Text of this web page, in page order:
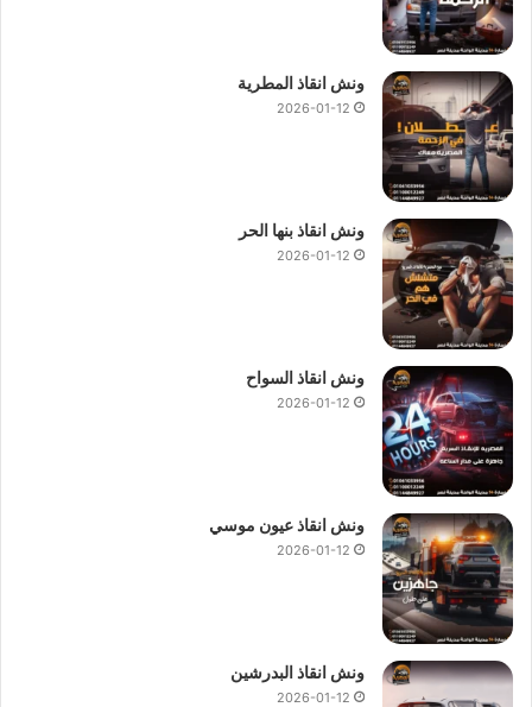
ونش انقاذ المطرية
2026-01-12
ونش انقاذ بنها الحر
2026-01-12
ونش انقاذ السواح
2026-01-12
ونش انقاذ عيون موسي
2026-01-12
ونش انقاذ البدرشين
2026-01-12